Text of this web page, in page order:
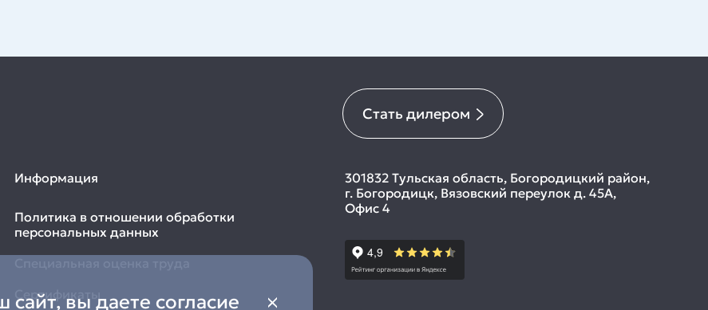
вы даете согласие
Стать дилером
Информация
Политика в отношении обработки
персональных данных
Сертификаты
301832 Тульская область, Богородицкий район,
г. Богородицк, Вязовский переулок д. 45А,
Офис 4